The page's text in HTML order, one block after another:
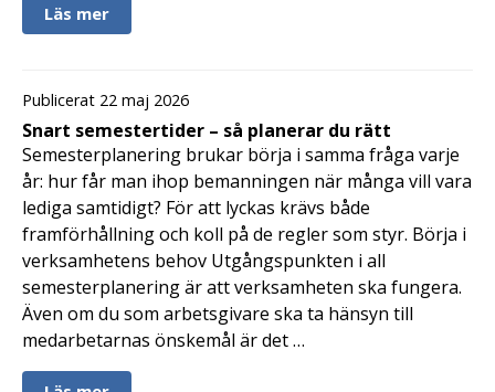
Läs mer
Publicerat 22 maj 2026
Snart semestertider – så planerar du rätt
Semesterplanering brukar börja i samma fråga varje
år: hur får man ihop bemanningen när många vill vara
lediga samtidigt? För att lyckas krävs både
framförhållning och koll på de regler som styr. Börja i
verksamhetens behov Utgångspunkten i all
semesterplanering är att verksamheten ska fungera.
Även om du som arbetsgivare ska ta hänsyn till
medarbetarnas önskemål är det …